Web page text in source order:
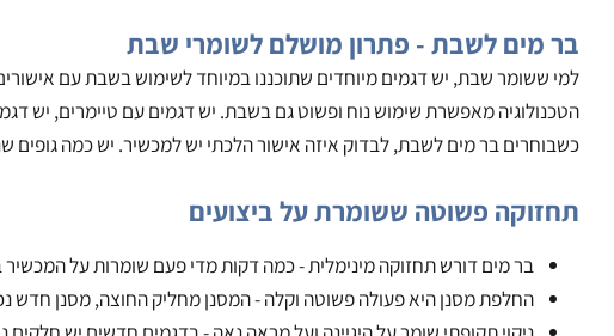
של דגמים חדשים מרשימה. יש ברים שכמעט לא שומעים אותם עובדים.
לשבת - פתרון מושלם לשומרי שבת
שבת, יש דגמים מיוחדים שתוכננו במיוחד לשימוש בשבת עם אישורים
בר מים לשבת, לבדוק איזה אישור הלכתי יש למכשיר. יש כמה גופים
פשוטה ששומרת על ביצועים